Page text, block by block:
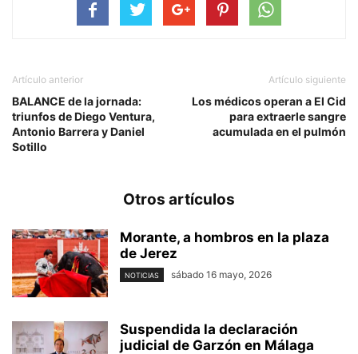
Artículo anterior
BALANCE de la jornada:
triunfos de Diego Ventura,
Antonio Barrera y Daniel
Sotillo
Artículo siguiente
Los médicos operan a El Cid
para extraerle sangre
acumulada en el pulmón
Otros artículos
Morante, a hombros en la plaza
de Jerez
NOTICIAS sábado 16 mayo, 2026
Suspendida la declaración
judicial de Garzón en Málaga